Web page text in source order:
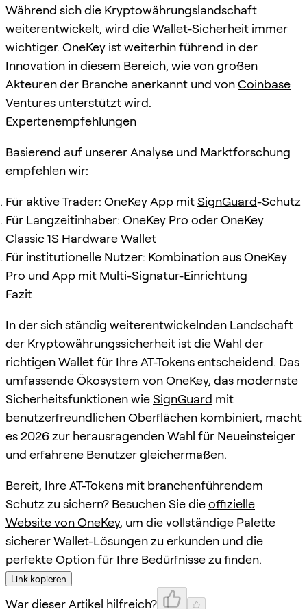
Während sich die Kryptowährungslandschaft
weiterentwickelt, wird die Wallet-Sicherheit immer
wichtiger. OneKey ist weiterhin führend in der
Innovation in diesem Bereich, wie von großen
Akteuren der Branche anerkannt und vonCoinbase
Ventures unterstützt wird.
Expertenempfehlungen
Basierend auf unserer Analyse und Marktforschung
empfehlen wir:
Für aktive Trader: OneKey App mitSignGuard-Schutz
Für Langzeitinhaber: OneKey Pro oder OneKey
Classic 1S Hardware Wallet
Für institutionelle Nutzer: Kombination aus OneKey
Pro und App mit Multi-Signatur-Einrichtung
Fazit
In der sich ständig weiterentwickelnden Landschaft
der Kryptowährungssicherheit ist die Wahl der
richtigen Wallet für Ihre AT-Tokens entscheidend. Das
umfassende Ökosystem von OneKey, das modernste
Sicherheitsfunktionen wieSignGuard mit
benutzerfreundlichen Oberflächen kombiniert, macht
es 2026 zur herausragenden Wahl für Neueinsteiger
und erfahrene Benutzer gleichermaßen.
Bereit, Ihre AT-Tokens mit branchenführendem
Schutz zu sichern? Besuchen Sie dieoffizielle
Website von OneKey, um die vollständige Palette
sicherer Wallet-Lösungen zu erkunden und die
perfekte Option für Ihre Bedürfnisse zu finden.
Link kopieren
War dieser Artikel hilfreich?